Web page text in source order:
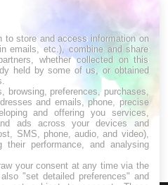
: une déformation des
aux conséquences
Charcot (Sclérose latérale
to store and access information on
emails, etc.), combine and share
whether collected on this
held by some of us, or obtained
browsing, preferences, purchases,
and emails, phone, precise
and offering you services,
ads across your devices and
SMS, phone, audio, and video),
their performance, and analysing
your consent at any time via the
also "set detailed preferences" and